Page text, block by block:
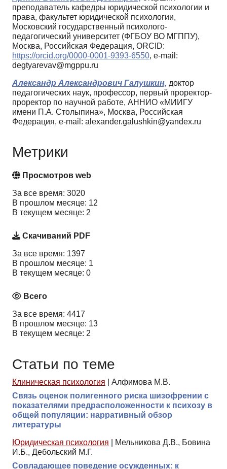
преподаватель кафедры юридической психологии и
права, факультет юридической психологии,
Московский государственный психолого-
педагогический университет (ФГБОУ ВО МГППУ),
Москва, Российская Федерация, ORCID:
https://orcid.org/0000-0001-9393-6550, e-mail:
degtyarevav@mgppu.ru
Александр Александрович Галушкин, доктор
педагогических наук, профессор, первый проректор-
проректор по научной работе, АННИО «МИИГУ
имени П.А. Столыпина», Москва, Российская
Федерация, e-mail: alexander.galushkin@yandex.ru
Метрики
Просмотров web
За все время: 3020
В прошлом месяце: 12
В текущем месяце: 2
Скачиваний PDF
За все время: 1397
В прошлом месяце: 1
В текущем месяце: 0
Всего
За все время: 4417
В прошлом месяце: 13
В текущем месяце: 2
Статьи по теме
Клиническая психология
Алфимова М.В.
Связь оценок полигенного риска шизофрении с
показателями предрасположенности к психозу в
общей популяции: нарративный обзор
литературы
Юридическая психология
Мельникова Д.В., Бовина
И.Б., Дебольский М.Г.
Совладающее поведение осужденных: к